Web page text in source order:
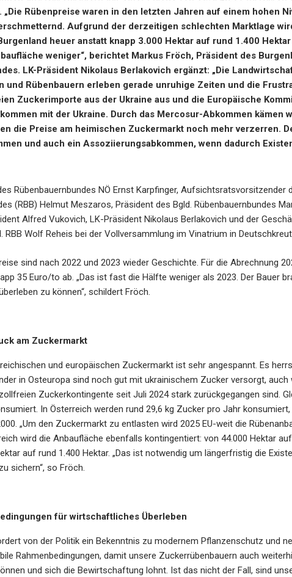
„Die Rübenpreise waren in den letzten Jahren auf einem hohen
Aufgrund der derzeitigen schlechten Marktlage
heuer anstatt knapp 3.000 Hektar auf rund 1.400
weniger“, berichtet Markus Fröch, Präsident des
LK-Präsident Nikolaus Berlakovich ergänzt: „Die
und Rübenbauern erleben gerade unruhige Zeiten und die
Zuckerimporte aus der Ukraine aus und die Europäische
mit der Ukraine. Durch das Mercosur-Abkommen kämen
die Preise am heimischen Zuckermarkt noch mehr verzerren.
und auch ein Assoziierungsabkommen, wenn dadurch
Rübenbauernbundes NÖ Ernst Karpfinger, Aufsichtsratsvorsitzender
(RBB) Helmut Meszaros, Präsident des Bgld. Rübenbauernbundes
Alfred Vukovich, LK-Präsident Nikolaus Berlakovich und der
RBB Wolf Reheis bei der Vollversammlung im Vinatrium in
sind nach 2022 und 2023 wieder Geschichte. Für die Abrechnung
35 Euro/to ab. „Das ist fast die Hälfte weniger als 2023. Der Bauer
zu können“, schildert Fröch.
am Zuckermarkt
und europäischen Zuckermarkt ist sehr angespannt. Es
in Osteuropa sind noch gut mit ukrainischem Zucker versorgt,
Zuckerkontingente seit Juli 2024 stark zurückgegangen sind.
In Österreich werden rund 29,6 kg Zucker pro Jahr
„Um den Zuckermarkt zu entlasten wird 2025 EU-weit die
wird die Anbaufläche ebenfalls kontingentiert: von 44.000 Hektar
auf rund 1.400 Hektar. „Das ist notwendig um längerfristig die
sichern“, so Fröch.
für wirtschaftliches Überleben
von der Politik ein Bekenntnis zu modernem Pflanzenschutz und
Rahmenbedingungen, damit unsere Zuckerrübenbauern auch
und sich die Bewirtschaftung lohnt. Ist das nicht der Fall, sind